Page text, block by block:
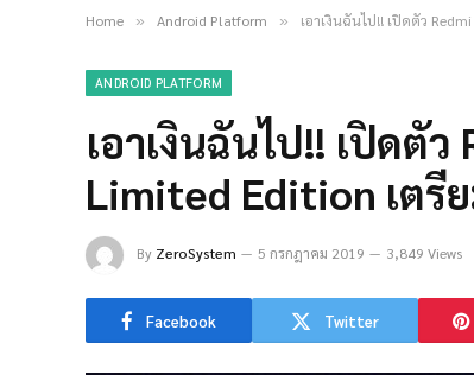
Home » Android Platform » เอาเงินฉันไป!! เปิดตัว
ANDROID PLATFORM
เอาเงินฉันไป!! เปิดตัว
Limited Edition เตรี
By ZeroSystem 5 กรกฎาคม 2019 3,849 Views
Facebook Twitter